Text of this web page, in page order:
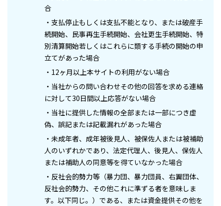
合
・支払停止もしくは支払不能となり、または破産手
続開始、民事再生手続開始、会社更生手続開始、特
別清算開始若しくはこれらに類する手続の開始の申
立てがあった場合
・12ヶ月以上本サイトの利用がない場合
・当社からの問い合わせその他の回答を求める連絡
に対して30日間以上応答がない場合
・当社に提供した情報の全部または一部につき虚
偽、誤記または記載漏れがあった場合
・未成年者、成年被後見人、被保佐人または被補助
人のいずれかであり、法定代理人、後見人、保佐人
または補助人の同意等を得ていなかった場合
・反社会的勢力等（暴力団、暴力団員、右翼団体、
反社会的勢力、その他これに準ずる者を意味しま
す。以下同じ。）である、または資金提供その他を